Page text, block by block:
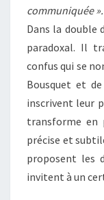
communiquée ».
Dans la double
paradoxal. Il
confus qui se
Bousquet et
inscrivent leur
transforme en
précise et
proposent les
invitent à un